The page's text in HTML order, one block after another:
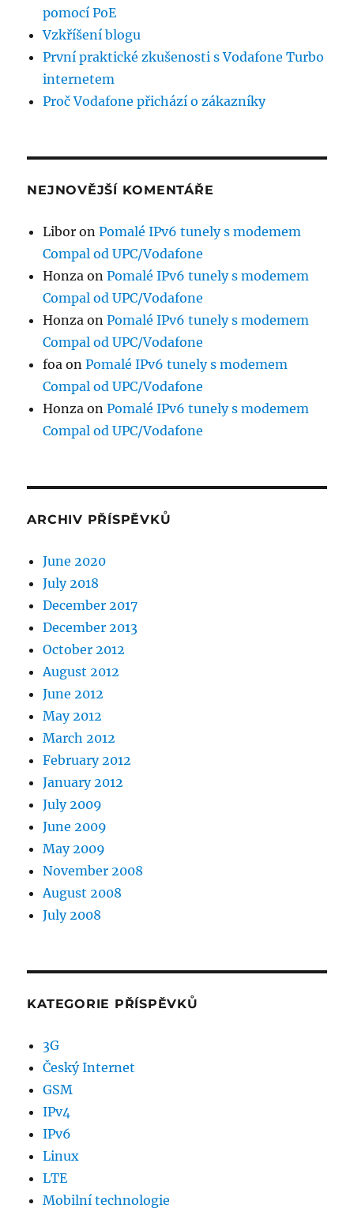
pomocí PoE
Vzkříšení blogu
První praktické zkušenosti s Vodafone Turbo
internetem
Proč Vodafone přichází o zákazníky
NEJNOVĚJŠÍ KOMENTÁŘE
Libor onPomalé IPv6 tunely s modemem
Compal od UPC/Vodafone
Honza onPomalé IPv6 tunely s modemem
Compal od UPC/Vodafone
Honza onPomalé IPv6 tunely s modemem
Compal od UPC/Vodafone
foa onPomalé IPv6 tunely s modemem
Compal od UPC/Vodafone
Honza onPomalé IPv6 tunely s modemem
Compal od UPC/Vodafone
ARCHIV PŘÍSPĚVKŮ
June 2020
July 2018
December 2017
December 2013
October 2012
August 2012
June 2012
May 2012
March 2012
February 2012
January 2012
July 2009
June 2009
May 2009
November 2008
August 2008
July 2008
KATEGORIE PŘÍSPĚVKŮ
3G
Český Internet
GSM
IPv4
IPv6
Linux
LTE
Mobilní technologie